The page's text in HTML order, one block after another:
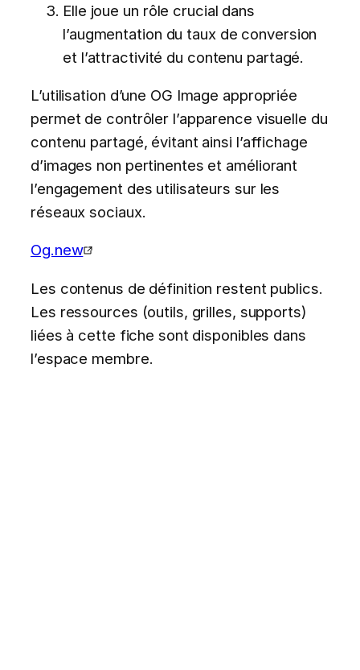
Elle joue un rôle crucial dans
l’augmentation du taux de conversion
et l’attractivité du contenu partagé.
L’utilisation d’une OG Image appropriée
permet de contrôler l’apparence visuelle du
contenu partagé, évitant ainsi l’affichage
d’images non pertinentes et améliorant
l’engagement des utilisateurs sur les
réseaux sociaux.
Og.new
Les contenus de définition restent publics.
Les ressources (outils, grilles, supports)
liées à cette fiche sont disponibles dans
l’espace membre.